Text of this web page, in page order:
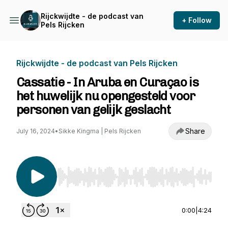
Rijckwijdte - de podcast van
Pels Rijcken
+ Follow
Rijckwijdte - de podcast van Pels Rijcken
Cassatie - In Aruba en Curaçao is
het huwelijk nu opengesteld voor
personen van gelijk geslacht
July 16, 2024• Sikke Kingma | Pels Rijcken Share
Use Left/Right to seek, Home/End to jump to
0:00 4:24